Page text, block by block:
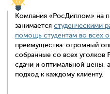
Компания «РосДиплом» на
занимается студенческими
помощь студентам во всех
преимущества: огромный
собранные со всех уголков
сдачи и оптимальной цены,
подход к каждому клиенту.